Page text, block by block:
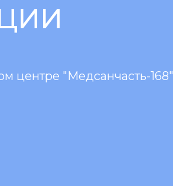
центре "Медсанчасть-168"